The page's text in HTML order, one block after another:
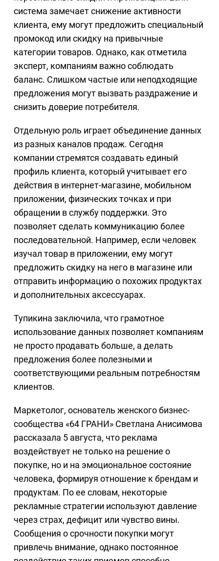
система замечает снижение активности
клиента, ему могут предложить специальный
промокод или скидку на привычные
категории товаров. Однако, как отметила
эксперт, компаниям важно соблюдать
баланс. Слишком частые или неподходящие
предложения могут вызвать раздражение и
снизить доверие потребителя.
Отдельную роль играет объединение данных
из разных каналов продаж. Сегодня
компании стремятся создавать единый
профиль клиента, который учитывает его
действия в интернет-магазине, мобильном
приложении, физических точках и при
обращении в службу поддержки. Это
позволяет сделать коммуникацию более
последовательной. Например, если человек
изучал товар в приложении, ему могут
предложить скидку на него в магазине или
отправить информацию о похожих продуктах
и дополнительных аксессуарах.
Тупикина заключила, что грамотное
использование данных позволяет компаниям
не просто продавать больше, а делать
предложения более полезными и
соответствующими реальным потребностям
клиентов.
Маркетолог, основатель женского бизнес-
сообщества «64 ГРАНИ» Светлана Анисимова
рассказала 5 августа, что реклама
воздействует не только на решение о
покупке, но и на эмоциональное состояние
человека, формируя отношение к брендам и
продуктам. По ее словам, некоторые
рекламные стратегии используют давление
через страх, дефицит или чувство вины.
Сообщения о срочности покупки могут
привлечь внимание, однако постоянное